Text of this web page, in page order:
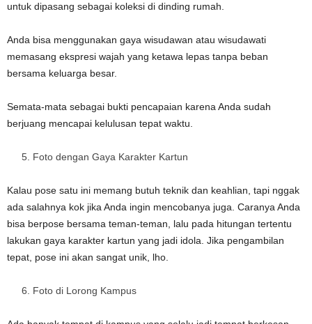
untuk dipasang sebagai koleksi di dinding rumah.
Anda bisa menggunakan gaya wisudawan atau wisudawati
memasang ekspresi wajah yang ketawa lepas tanpa beban
bersama keluarga besar.
Semata-mata sebagai bukti pencapaian karena Anda sudah
berjuang mencapai kelulusan tepat waktu.
Foto dengan Gaya Karakter Kartun
Kalau pose satu ini memang butuh teknik dan keahlian, tapi nggak
ada salahnya kok jika Anda ingin mencobanya juga. Caranya Anda
bisa berpose bersama teman-teman, lalu pada hitungan tertentu
lakukan gaya karakter kartun yang jadi idola. Jika pengambilan
tepat, pose ini akan sangat unik, lho.
Foto di Lorong Kampus